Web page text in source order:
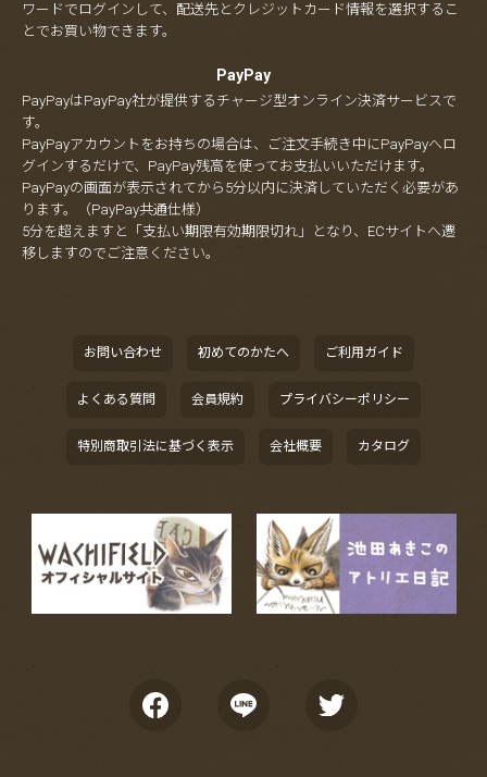
ワードでログインして、配送先とクレジットカード情報を選択するこ
とでお買い物できます。
PayPay
PayPayはPayPay社が提供するチャージ型オンライン決済サービスで
す。
PayPayアカウントをお持ちの場合は、ご注文手続き中にPayPayへロ
グインするだけで、PayPay残高を使ってお支払いいただけます。
PayPayの画面が表示されてから5分以内に決済していただく必要があ
ります。（PayPay共通仕様）
5分を超えますと「支払い期限有効期限切れ」となり、ECサイトへ遷
移しますのでご注意ください。
お問い合わせ 初めてのかたへ ご利用ガイド
よくある質問 会員規約 プライバシーポリシー
特別商取引法に基づく表示 会社概要 カタログ